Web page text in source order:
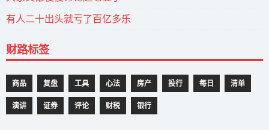
有人二十出头就亏了百亿多乐
财路标签
商品 复盘 工具 心法 房产 投行 每日 清单
演讲 证券 评论 财税 银行